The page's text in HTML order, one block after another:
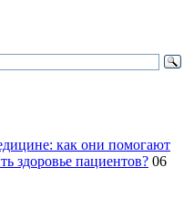
как они помогают
здоровье пациентов? 06